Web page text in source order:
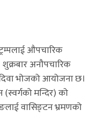
औपचारिक
शुक्रबार अनौपचारिक
दिवा भोजको आयोजना छ।
मन्दिर) को
वासिङ्टन भ्रमणको